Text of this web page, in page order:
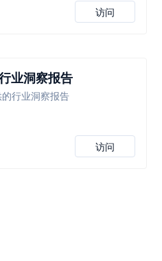
访问
业洞察报告
行业洞察报告
访问